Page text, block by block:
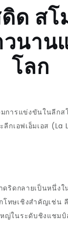
ดิด ส
นาน
โลก
การแข่งขันในลีก
ลีกเอฟเอ็มเอส (La
ดริดกลายเป็นหนึ่
โทษเชิงสำคัญเช่น
ญ่ในระดับชิงแชม